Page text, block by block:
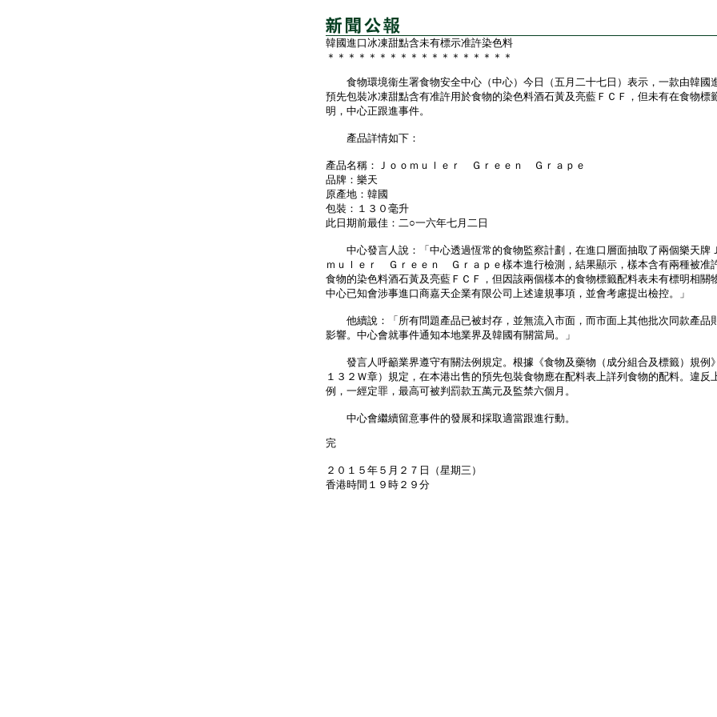
韓國進口冰凍甜點含未有標示准許染色料
＊＊＊＊＊＊＊＊＊＊＊＊＊＊＊＊＊＊
食物環境衞生署食物安全中心（中心）今日（五月二十七日）表示，一款由韓國
預先包裝冰凍甜點含有准許用於食物的染色料酒石黃及亮藍ＦＣＦ，但未有在食物標
明，中心正跟進事件。
產品詳情如下：
產品名稱：Ｊｏｏｍｕｌｅｒ Ｇｒｅｅｎ Ｇｒａｐｅ
品牌：樂天
原產地：韓國
包裝：１３０毫升
此日期前最佳：二○一六年七月二日
中心發言人說：「中心透過恆常的食物監察計劃，在進口層面抽取了兩個樂天牌
ｍｕｌｅｒ Ｇｒｅｅｎ Ｇｒａｐｅ樣本進行檢測，結果顯示，樣本含有兩種被准
食物的染色料酒石黃及亮藍ＦＣＦ，但因該兩個樣本的食物標籤配料表未有標明相關
中心已知會涉事進口商嘉天企業有限公司上述違規事項，並會考慮提出檢控。」
他續說：「所有問題產品已被封存，並無流入市面，而市面上其他批次同款產品
影響。中心會就事件通知本地業界及韓國有關當局。」
發言人呼籲業界遵守有關法例規定。根據《食物及藥物（成分組合及標籤）規例
１３２Ｗ章）規定，在本港出售的預先包裝食物應在配料表上詳列食物的配料。違反
例，一經定罪，最高可被判罰款五萬元及監禁六個月。
中心會繼續留意事件的發展和採取適當跟進行動。
完
２０１５年５月２７日（星期三）
香港時間１９時２９分